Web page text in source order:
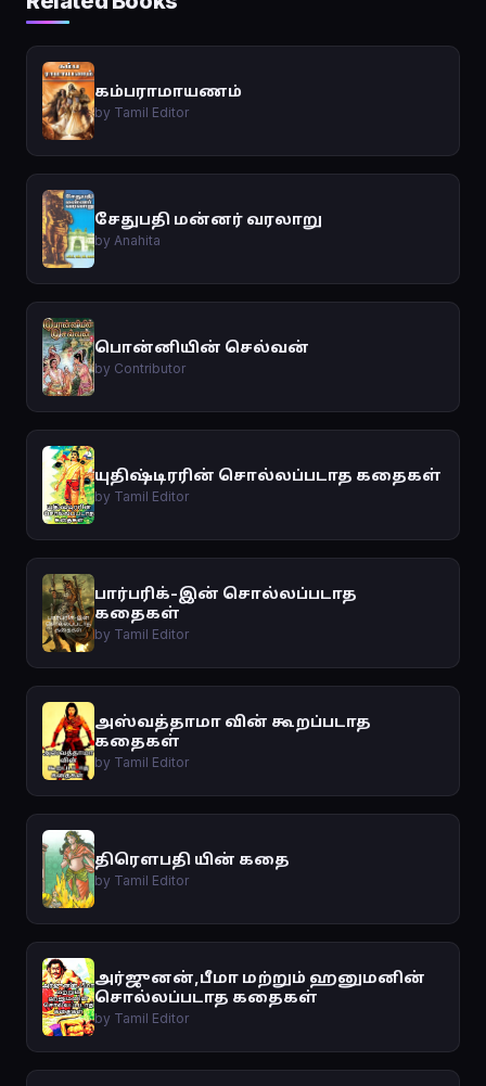
கம்பராமாயணம்
by Tamil Editor
சேதுபதி மன்னர் வரலாறு
by Anahita
பொன்னியின் செல்வன்
by Contributor
யுதிஷ்டிரரின் சொல்லப்படாத கதைகள்
by Tamil Editor
பார்பரிக்-இன் சொல்லப்படாத
கதைகள்
by Tamil Editor
அஸ்வத்தாமா வின் கூறப்படாத
கதைகள்
by Tamil Editor
திரௌபதி யின் கதை
by Tamil Editor
அர்ஜுனன்,பீமா மற்றும் ஹனுமனின்
சொல்லப்படாத கதைகள்
by Tamil Editor